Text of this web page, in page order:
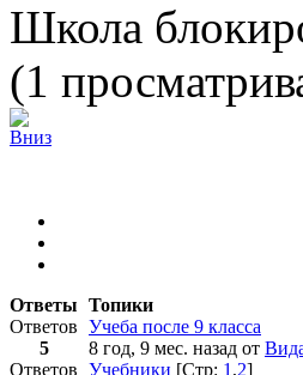
Школа
(1
Ответы Топики
Ответов
5
Учеба после 9 класса
8 год, 9 мес. назад от
Ответов Учебники [Стр: 1 ,2]